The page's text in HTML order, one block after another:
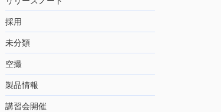
採用
未分類
空撮
製品情報
講習会開催